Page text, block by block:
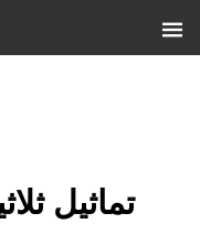
تماثيل